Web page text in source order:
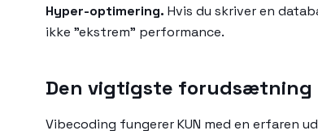
Hyper-optimering. Hvis du skriver en
ikke "ekstrem" performance.
Den vigtigste forudsætning
Vibecoding fungerer KUN med en erfaren